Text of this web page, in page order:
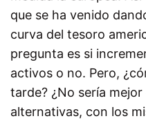
que se ha venido
curva del tesoro
pregunta es si
activos o no. Pero,
tarde? ¿No sería
alternativas, con los